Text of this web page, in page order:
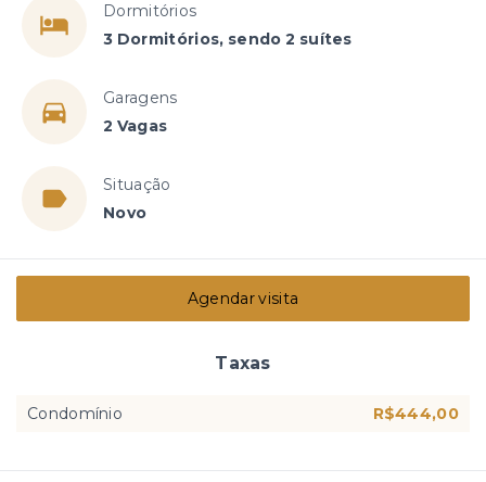
Dormitórios
3 Dormitórios, sendo 2 suítes
Garagens
2 Vagas
Situação
Novo
Agendar visita
Taxas
Condomínio R$444,00